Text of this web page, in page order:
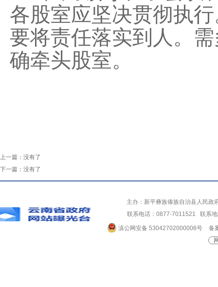
各股室应坚决贯彻执
要将责任落实到人。
确牵头股室。
上一篇： 没有了
下一篇： 没有了
主办：新平彝族傣族自治县人民
联系电话：0877-7011521 联系
滇公网安备 53042702000008号
备